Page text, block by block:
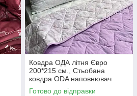
Ковдра ОДА літня Євро
200*215 см., Стьобана
ковдра ODA наповнювач
хлопок - Хлопкопон
Готово до відправки